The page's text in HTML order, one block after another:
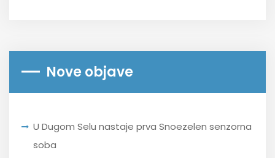
Nove objave
U Dugom Selu nastaje prva Snoezelen senzorna
soba